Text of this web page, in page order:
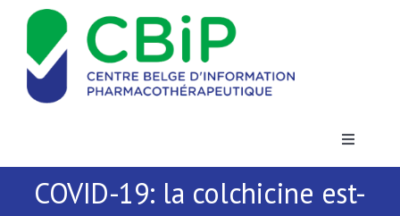
Passer
contenu
Toggle
Actualités
COVID-19: la colchicine est-